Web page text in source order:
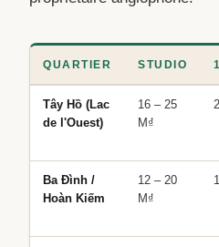
QUARTIER STUDIO
Tây Hồ (Lac
de l'Ouest)
16 – 25
M₫
Ba Đình /
Hoàn Kiếm
12 – 20
M₫